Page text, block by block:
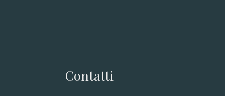
Contatti